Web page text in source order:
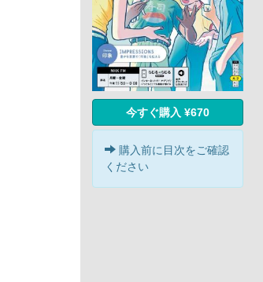
今すぐ購入 ¥670
購入前に目次をご確認
ください